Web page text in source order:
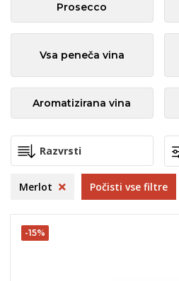
Prosecco
Vsa peneča vina
Aromatizirana vina
Merlot Počisti vse filtre
-15%